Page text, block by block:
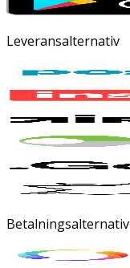
Leveransalternativ
Betalningsalternativ